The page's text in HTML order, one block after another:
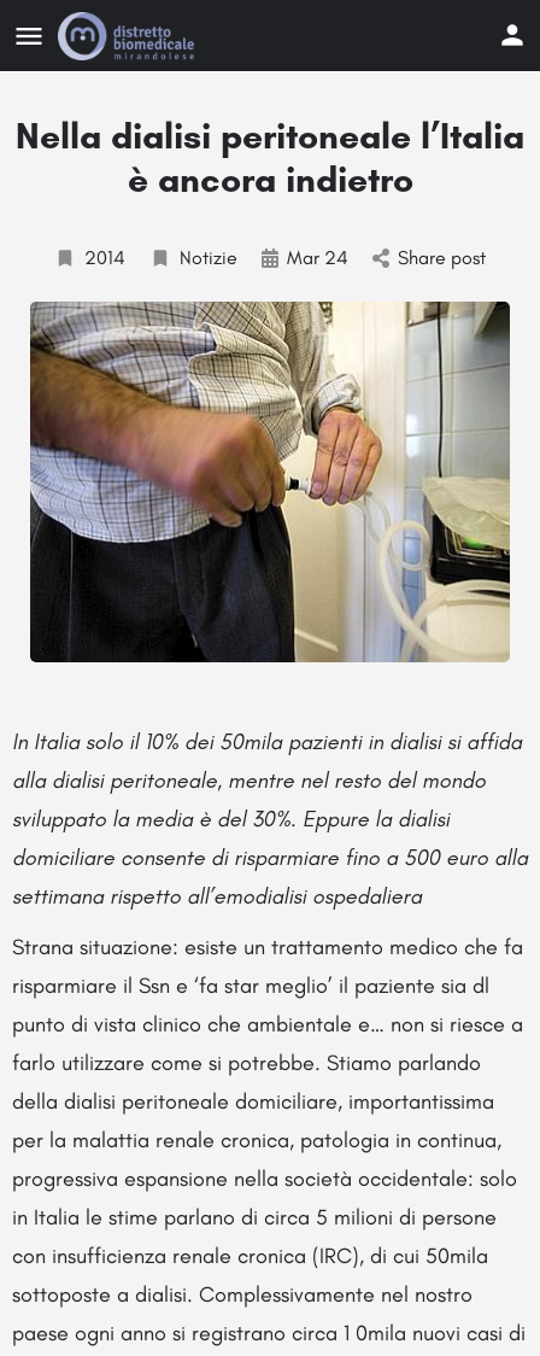
Nella dialisi peritoneale l’Italia
è ancora indietro
2014 Notizie Mar 24 Share post
In Italia solo il 10% dei 50mila pazienti in dialisi si affida
alla dialisi peritoneale, mentre nel resto del mondo
sviluppato la media è del 30%. Eppure la dialisi
domiciliare consente di risparmiare fino a 500 euro alla
settimana rispetto all’emodialisi ospedaliera
Strana situazione: esiste un trattamento medico che fa
risparmiare il Ssn e ‘fa star meglio’ il paziente sia dl
punto di vista clinico che ambientale e… non si riesce a
farlo utilizzare come si potrebbe. Stiamo parlando
della dialisi peritoneale domiciliare, importantissima
per la malattia renale cronica, patologia in continua,
progressiva espansione nella società occidentale: solo
in Italia le stime parlano di circa 5 milioni di persone
con insufficienza renale cronica (IRC), di cui 50mila
sottoposte a dialisi. Complessivamente nel nostro
paese ogni anno si registrano circa 1 0mila nuovi casi di